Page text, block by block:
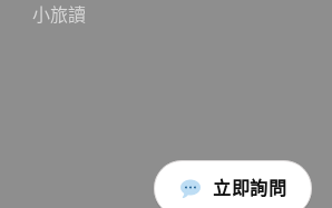
立即詢問
小旅讀